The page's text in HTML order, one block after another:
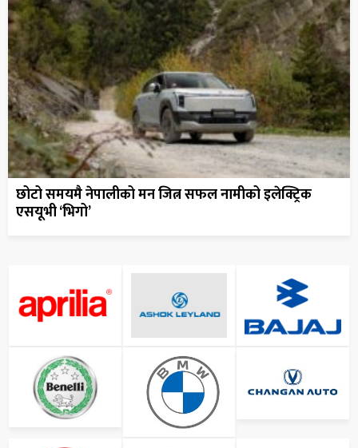
छोटो समयमै नेपालीको मन जित्न सफल नामीको इलेक्ट्रिक
एसयूभी ‘भिगो’